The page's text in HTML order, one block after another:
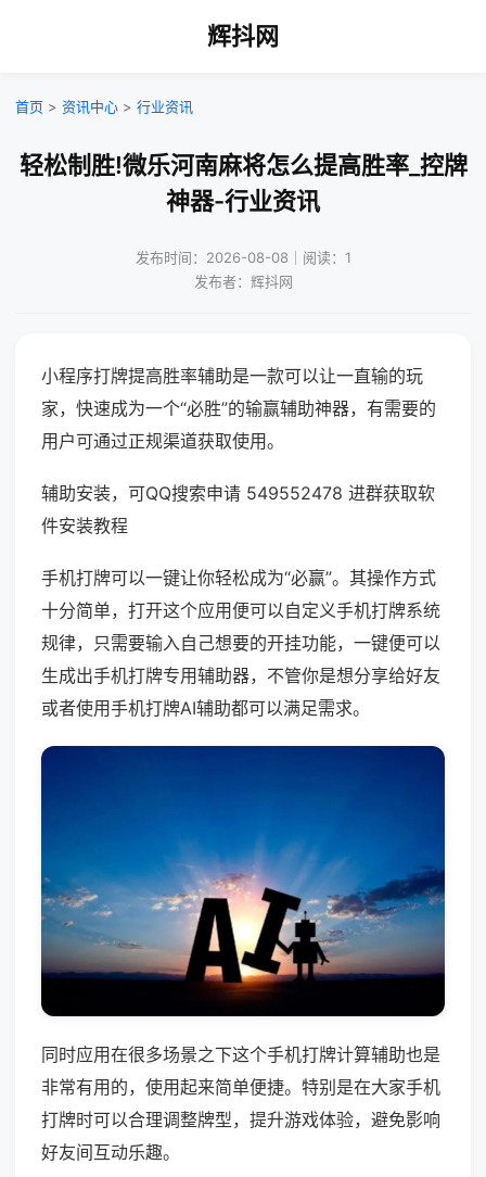
辉抖网
首页 > 资讯中心 > 行业资讯
轻松制胜!微乐河南麻将怎么提高胜率_控牌
神器-行业资讯
发布时间：2026-08-08｜阅读：1
发布者：辉抖网
小程序打牌提高胜率辅助是一款可以让一直输的玩
家，快速成为一个“必胜”的输赢辅助神器，有需要的
用户可通过正规渠道获取使用。
辅助安装，可QQ搜索申请 549552478 进群获取软
件安装教程
手机打牌可以一键让你轻松成为“必赢”。其操作方式
十分简单，打开这个应用便可以自定义手机打牌系统
规律，只需要输入自己想要的开挂功能，一键便可以
生成出手机打牌专用辅助器，不管你是想分享给好友
或者使用手机打牌AI辅助都可以满足需求。
同时应用在很多场景之下这个手机打牌计算辅助也是
非常有用的，使用起来简单便捷。特别是在大家手机
打牌时可以合理调整牌型，提升游戏体验，避免影响
好友间互动乐趣。